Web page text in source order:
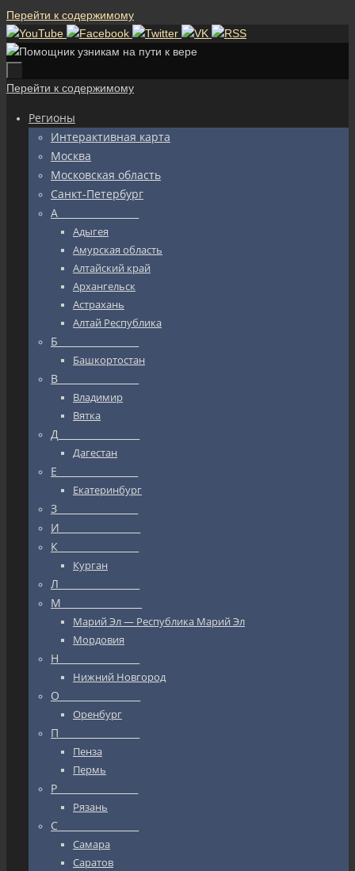
Перейти к содержимому
Перейти к содержимому
Регионы
Интерактивная карта
Москва
Московская область
Санкт-Петербург
А_________________
Адыгея
Амурская область
Алтайский край
Архангельск
Астрахань
Алтай Республика
Б_________________
Башкортостан
В_________________
Владимир
Вятка
Д_________________
Дагестан
Е_________________
Екатеринбург
З_________________
И_________________
К_________________
Курган
Л_________________
М_________________
Марий Эл — Республика Марий Эл
Мордовия
Н_________________
Нижний Новгород
О_________________
Оренбург
П_________________
Пенза
Пермь
Р_________________
Рязань
С_________________
Самара
Саратов